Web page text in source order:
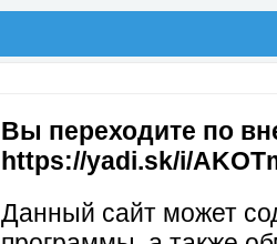
Вы переходите по
https://yadi.sk/i/
Данный сайт может